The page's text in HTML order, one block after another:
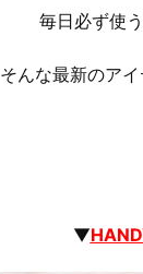
毎日必ず使
そんな最新のア
▼